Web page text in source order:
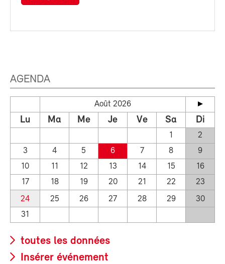
AGENDA
Août 2026
Lu Ma Me Je Ve Sa Di
1
2
3
4 5 6 7 8
9
10
11 12 13 14 15
16
17
18 19 20 21 22
23
24
25 26 27 28 29
30
31
toutes les données
Insérer événement